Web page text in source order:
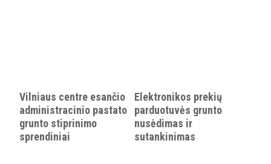
Vilniaus centre esančio
administracinio pastato
grunto stiprinimo
sprendiniai
Elektronikos prekių
parduotuvės grunto
nusėdimas ir
sutankinimas